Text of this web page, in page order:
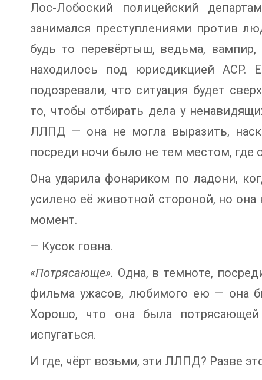
Лос-Лобоский полицейский
занимался преступлениями против
будь то перевёртыш, ведьма,
находилось под юрисдикцией АСР.
подозревали, что ситуация будет
то, чтобы отбирать дела у
ЛЛПД — она не могла выразить,
посреди ночи было не тем местом, где
Она ударила фонариком по ладони,
усилено её животной стороной, но она
момент.
— Кусок говна.
«Потрясающе». Одна, в темноте,
фильма ужасов, любимого ею — она
Хорошо, что она была
испугаться.
И где, чёрт возьми, эти ЛЛПД? Разве